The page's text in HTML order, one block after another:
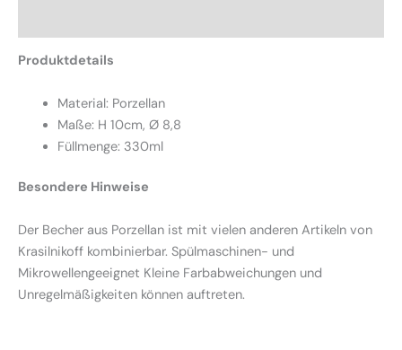
Produktdetails
Material: Porzellan
Maße: H 10cm, Ø 8,8
Füllmenge: 330ml
Besondere Hinweise
Der Becher aus Porzellan ist mit vielen anderen Artikeln von
Krasilnikoff kombinierbar. Spülmaschinen- und
Mikrowellengeeignet Kleine Farbabweichungen und
Unregelmäßigkeiten können auftreten.